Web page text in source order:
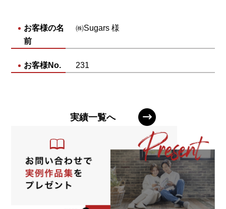
お客様の名
前
㈱Sugars 様
お客様No. 231
実績一覧へ